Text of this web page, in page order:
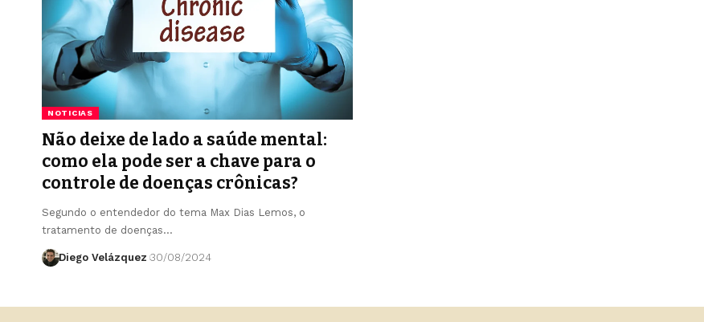
NOTICIAS
Não deixe de lado a saúde mental:
como ela pode ser a chave para o
controle de doenças crônicas?
Segundo o entendedor do tema Max Dias Lemos, o
tratamento de doenças…
Diego Velázquez 30/08/2024